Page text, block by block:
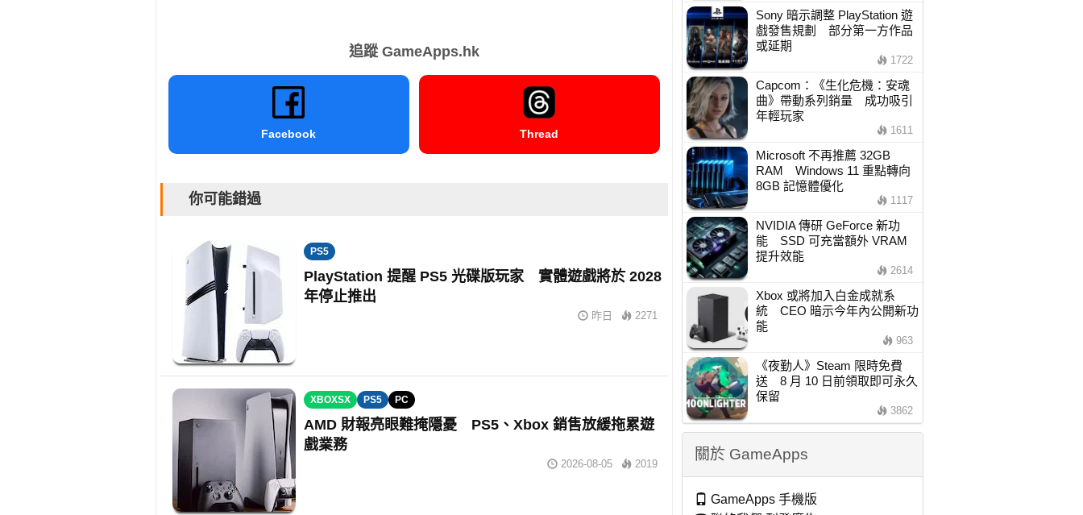
追蹤 GameApps.hk
Facebook Thread
你可能錯過
PS5
PlayStation 提醒 PS5 光碟版玩家 實體遊戲將於 2028
年停止推出
昨日 2271
XBOXSX PS5 PC
AMD 財報亮眼難掩隱憂 PS5、Xbox 銷售放緩拖累遊
戲業務
2026-08-05 2019
Sony 暗示調整 PlayStation 遊
戲發售規劃 部分第一方作品
或延期
1722
Capcom：《生化危機：安魂
曲》帶動系列銷量 成功吸引
年輕玩家
1611
Microsoft 不再推薦 32GB
RAM Windows 11 重點轉向
8GB 記憶體優化
1117
NVIDIA 傳研 GeForce 新功
能 SSD 可充當額外 VRAM
提升效能
2614
Xbox 或將加入白金成就系
統 CEO 暗示今年內公開新功
能
963
《夜勤人》Steam 限時免費
送 8 月 10 日前領取即可永久
保留
3862
關於 GameApps
GameApps 手機版